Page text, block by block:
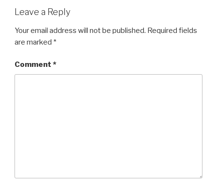
Leave a Reply
Your email address will not be published. Required fields
are marked *
Comment *